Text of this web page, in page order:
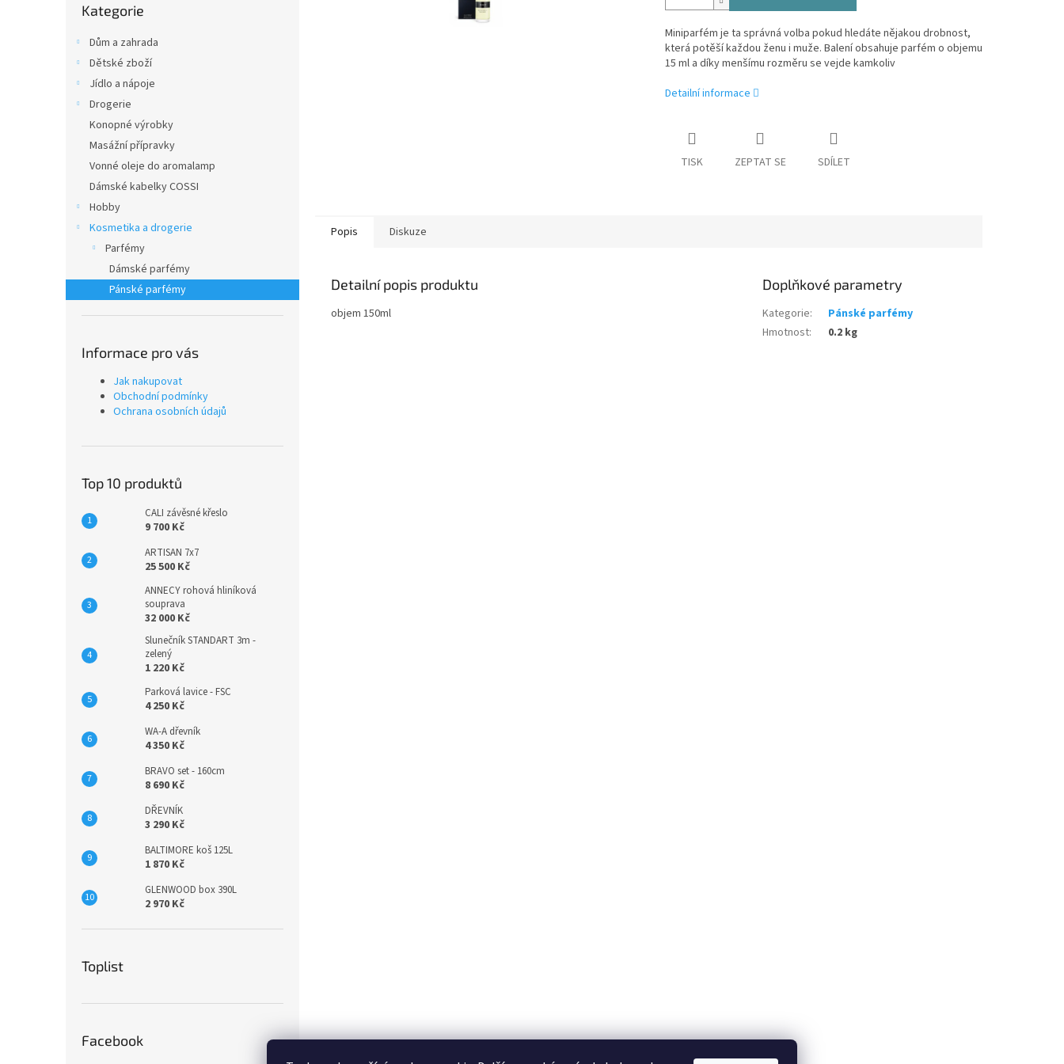
kategorie
Kategorie
Dům a zahrada
Dětské zboží
Jídlo a nápoje
Drogerie
Konopné výrobky
Masážní přípravky
Vonné oleje do aromalamp
Dámské kabelky COSSI
Hobby
Kosmetika a drogerie
Parfémy
Dámské parfémy
Pánské parfémy
Informace pro vás
Jak nakupovat
Obchodní podmínky
Ochrana osobních údajů
Top 10 produktů
CALI závěsné křeslo
9 700 Kč
ARTISAN 7x7
25 500 Kč
ANNECY rohová hliníková
souprava
32 000 Kč
Slunečník STANDART 3m -
zelený
1 220 Kč
Parková lavice - FSC
4 250 Kč
WA-A dřevník
4 350 Kč
BRAVO set - 160cm
8 690 Kč
DŘEVNÍK
3 290 Kč
BALTIMORE koš 125L
1 870 Kč
GLENWOOD box 390L
2 970 Kč
Toplist
Facebook
Miniparfém je ta správná volba pokud hledáte nějakou drobnost,
která potěší každou ženu i muže. Balení obsahuje parfém o objemu
15 ml a díky menšímu rozměru se vejde kamkoliv
Detailní informace
TISK ZEPTAT SE SDÍLET
Popis Diskuze
Detailní popis produktu
objem 150ml
Doplňkové parametry
Kategorie:
Pánské parfémy
Hmotnost: 0.2 kg